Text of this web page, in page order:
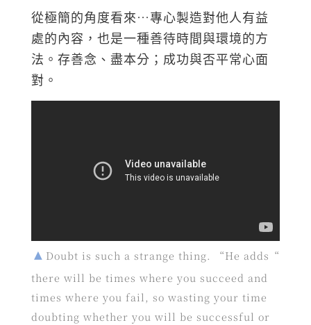
從極簡的角度看來…專心製造對他人有益
處的內容，也是一種善待時間與環境的方
法。存善念、盡本分；成功與否平常心面
對。
Doubt is such a strange thing. “He adds“
there will be times where you succeed and
times where you fail, so wasting your time
doubting whether you will be successful or